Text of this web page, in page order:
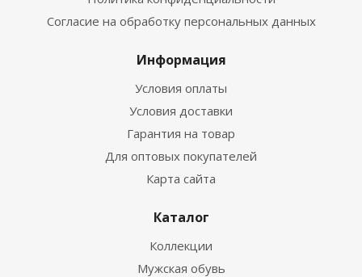
Согласие на обработку персональных данных
Информация
Условия оплаты
Условия доставки
Гарантия на товар
Для оптовых покупателей
Карта сайта
Каталог
Коллекции
Мужская обувь